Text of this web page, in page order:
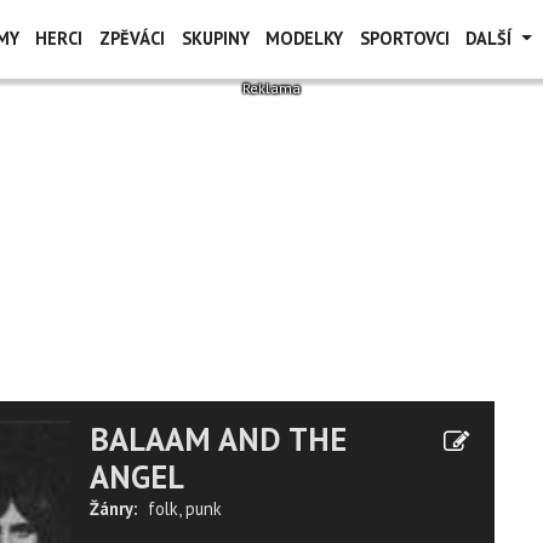
HERCI ZPĚVÁCI SKUPINY MODELKY SPORTOVCI DALŠÍ
BALAAM AND THE
ANGEL
Žánry: folk,punk